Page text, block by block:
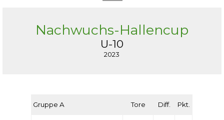
Nachwuchs-Hallencup
U-10
2023
Gruppe A Tore Diff. Pkt.